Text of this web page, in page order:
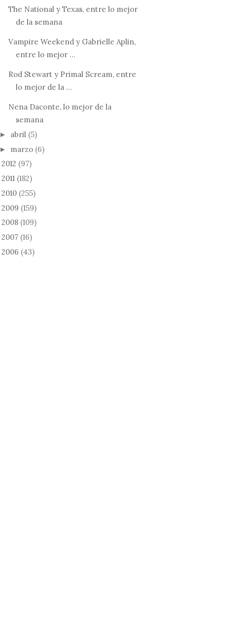
The National y Texas, entre lo mejor
de la semana
Vampire Weekend y Gabrielle Aplin,
entre lo mejor ...
Rod Stewart y Primal Scream, entre
lo mejor de la ...
Nena Daconte, lo mejor de la
semana
► abril (5)
► marzo (6)
2012 (97)
2011 (182)
2010 (255)
2009 (159)
2008 (109)
2007 (16)
2006 (43)